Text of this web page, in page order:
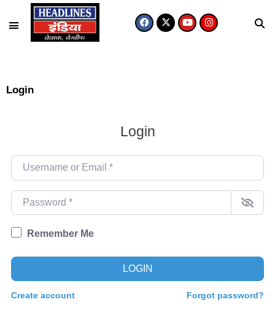
Login
Login
Username or Email*
Password*
Remember Me
LOGIN
Create account Forgot password?